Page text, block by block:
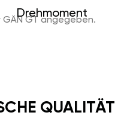
Drehmoment
GT angegeben.
QUALITÄT